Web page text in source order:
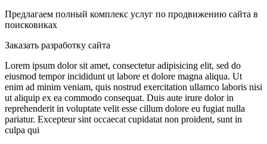
Предлагаем полный комплекс услуг по продвижению сайта в
поисковиках
Заказать разработку сайта
Lorem ipsum dolor sit amet, consectetur adipisicing elit, sed do
eiusmod tempor incididunt ut labore et dolore magna aliqua. Ut
enim ad minim veniam, quis nostrud exercitation ullamco laboris nisi
ut aliquip ex ea commodo consequat. Duis aute irure dolor in
reprehenderit in voluptate velit esse cillum dolore eu fugiat nulla
pariatur. Excepteur sint occaecat cupidatat non proident, sunt in
culpa qui